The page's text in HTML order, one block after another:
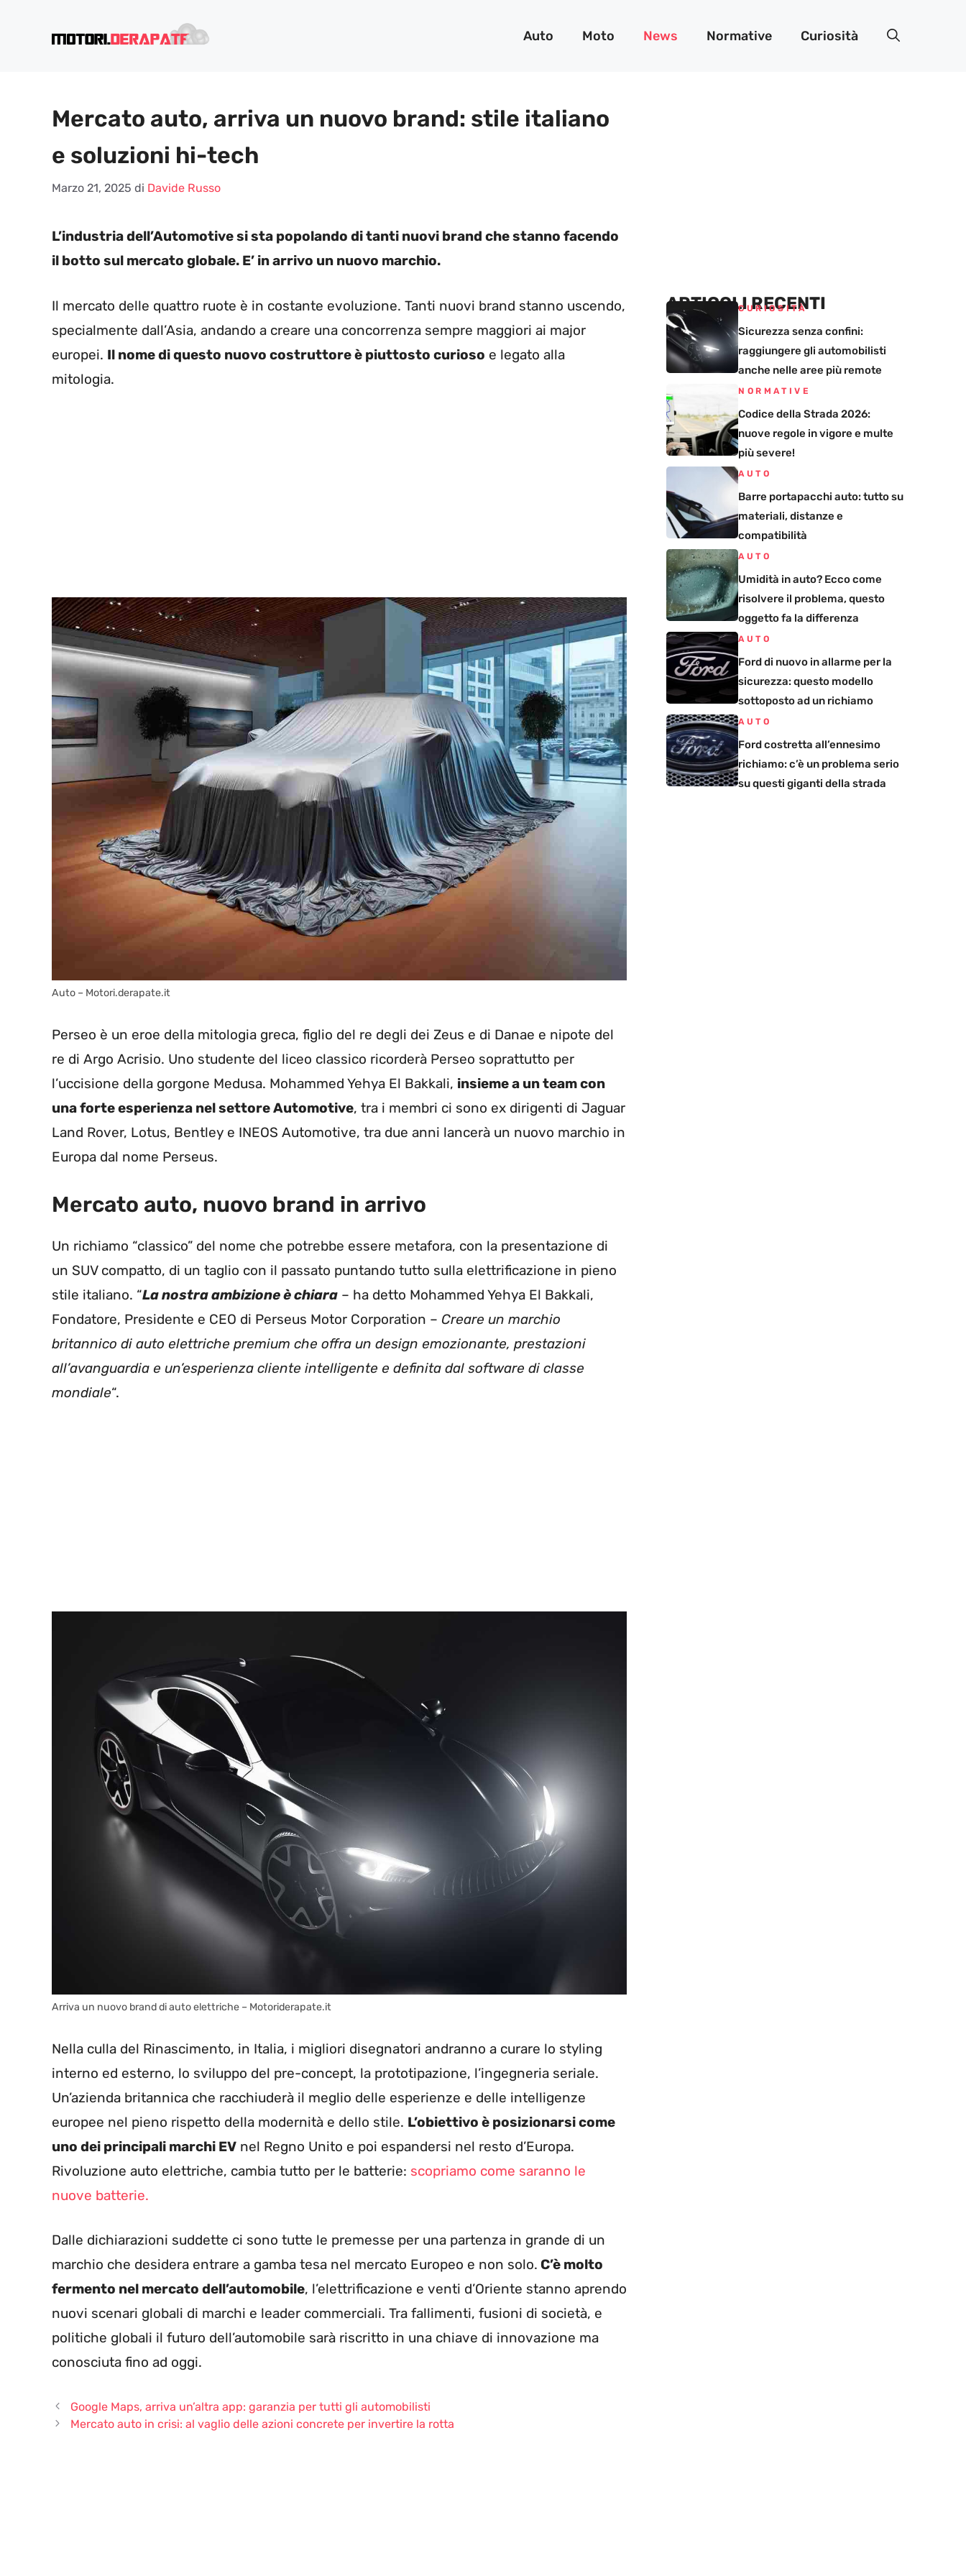
Auto Moto News Normative Curiosità
Mercato auto, arriva un nuovo brand: stile italiano
e soluzioni hi-tech
Marzo 21, 2025 di Davide Russo
L’industria dell’Automotive si sta popolando di tanti nuovi brand che stanno facendo
il botto sul mercato globale. E’ in arrivo un nuovo marchio.
Il mercato delle quattro ruote è in costante evoluzione. Tanti nuovi brand stanno uscendo,
specialmente dall’Asia, andando a creare una concorrenza sempre maggiori ai major
europei. Il nome di questo nuovo costruttore è piuttosto curioso e legato alla
mitologia.
Auto – Motori.derapate.it
Perseo è un eroe della mitologia greca, figlio del re degli dei Zeus e di Danae e nipote del
re di Argo Acrisio. Uno studente del liceo classico ricorderà Perseo soprattutto per
l’uccisione della gorgone Medusa. Mohammed Yehya El Bakkali, insieme a un team con
una forte esperienza nel settore Automotive, tra i membri ci sono ex dirigenti di Jaguar
Land Rover, Lotus, Bentley e INEOS Automotive, tra due anni lancerà un nuovo marchio in
Europa dal nome Perseus.
Mercato auto, nuovo brand in arrivo
Un richiamo “classico” del nome che potrebbe essere metafora, con la presentazione di
un SUV compatto, di un taglio con il passato puntando tutto sulla elettrificazione in pieno
stile italiano. “La nostra ambizione è chiara – ha detto Mohammed Yehya El Bakkali,
Fondatore, Presidente e CEO di Perseus Motor Corporation – Creare un marchio
britannico di auto elettriche premium che offra un design emozionante, prestazioni
all’avanguardia e un’esperienza cliente intelligente e definita dal software di classe
mondiale“.
Arriva un nuovo brand di auto elettriche – Motoriderapate.it
Nella culla del Rinascimento, in Italia, i migliori disegnatori andranno a curare lo styling
interno ed esterno, lo sviluppo del pre-concept, la prototipazione, l’ingegneria seriale.
Un’azienda britannica che racchiuderà il meglio delle esperienze e delle intelligenze
europee nel pieno rispetto della modernità e dello stile. L’obiettivo è posizionarsi come
uno dei principali marchi EV nel Regno Unito e poi espandersi nel resto d’Europa.
Rivoluzione auto elettriche, cambia tutto per le batterie: scopriamo come saranno le
nuove batterie.
Dalle dichiarazioni suddette ci sono tutte le premesse per una partenza in grande di un
marchio che desidera entrare a gamba tesa nel mercato Europeo e non solo. C’è molto
fermento nel mercato dell’automobile, l’elettrificazione e venti d’Oriente stanno aprendo
nuovi scenari globali di marchi e leader commerciali. Tra fallimenti, fusioni di società, e
politiche globali il futuro dell’automobile sarà riscritto in una chiave di innovazione ma
conosciuta fino ad oggi.
Google Maps, arriva un’altra app: garanzia per tutti gli automobilisti
Mercato auto in crisi: al vaglio delle azioni concrete per invertire la rotta
ARTICOLI RECENTI
CURIOSITÀ
Sicurezza senza confini:
raggiungere gli automobilisti
anche nelle aree più remote
NORMATIVE
Codice della Strada 2026:
nuove regole in vigore e multe
più severe!
AUTO
Barre portapacchi auto: tutto su
materiali, distanze e
compatibilità
AUTO
Umidità in auto? Ecco come
risolvere il problema, questo
oggetto fa la differenza
AUTO
Ford di nuovo in allarme per la
sicurezza: questo modello
sottoposto ad un richiamo
AUTO
Ford costretta all’ennesimo
richiamo: c’è un problema serio
su questi giganti della strada